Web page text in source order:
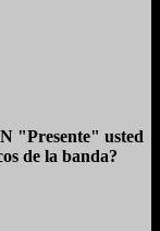
"Presente" usted
de la banda?